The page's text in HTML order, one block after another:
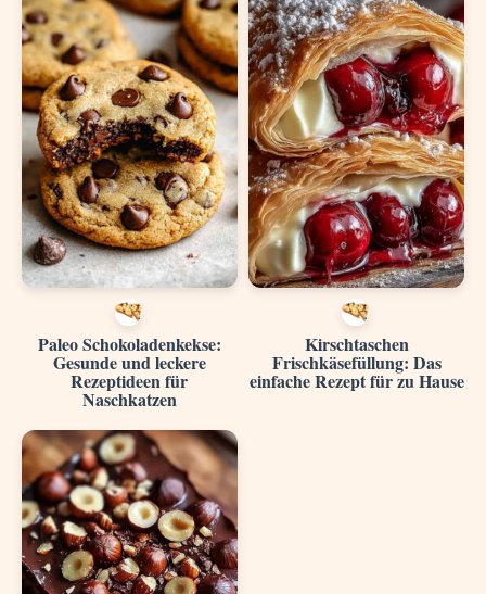
Paleo Schokoladenkekse:
Gesunde und leckere
Rezeptideen für
Naschkatzen
Kirschtaschen
Frischkäsefüllung: Das
einfache Rezept für zu Hause